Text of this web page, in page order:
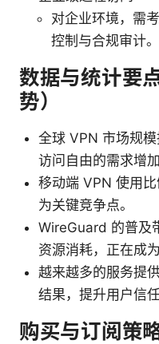
对企业环境，需
控制与合规审计。
数据与统计要
势）
全球 VPN 市场规
访问自由的需求增加
移动端 VPN 使用
为关键竞争点。
WireGuard 的普及
资源消耗，正在成
越来越多的服务提
结果，提升用户信任
购买与订阅策